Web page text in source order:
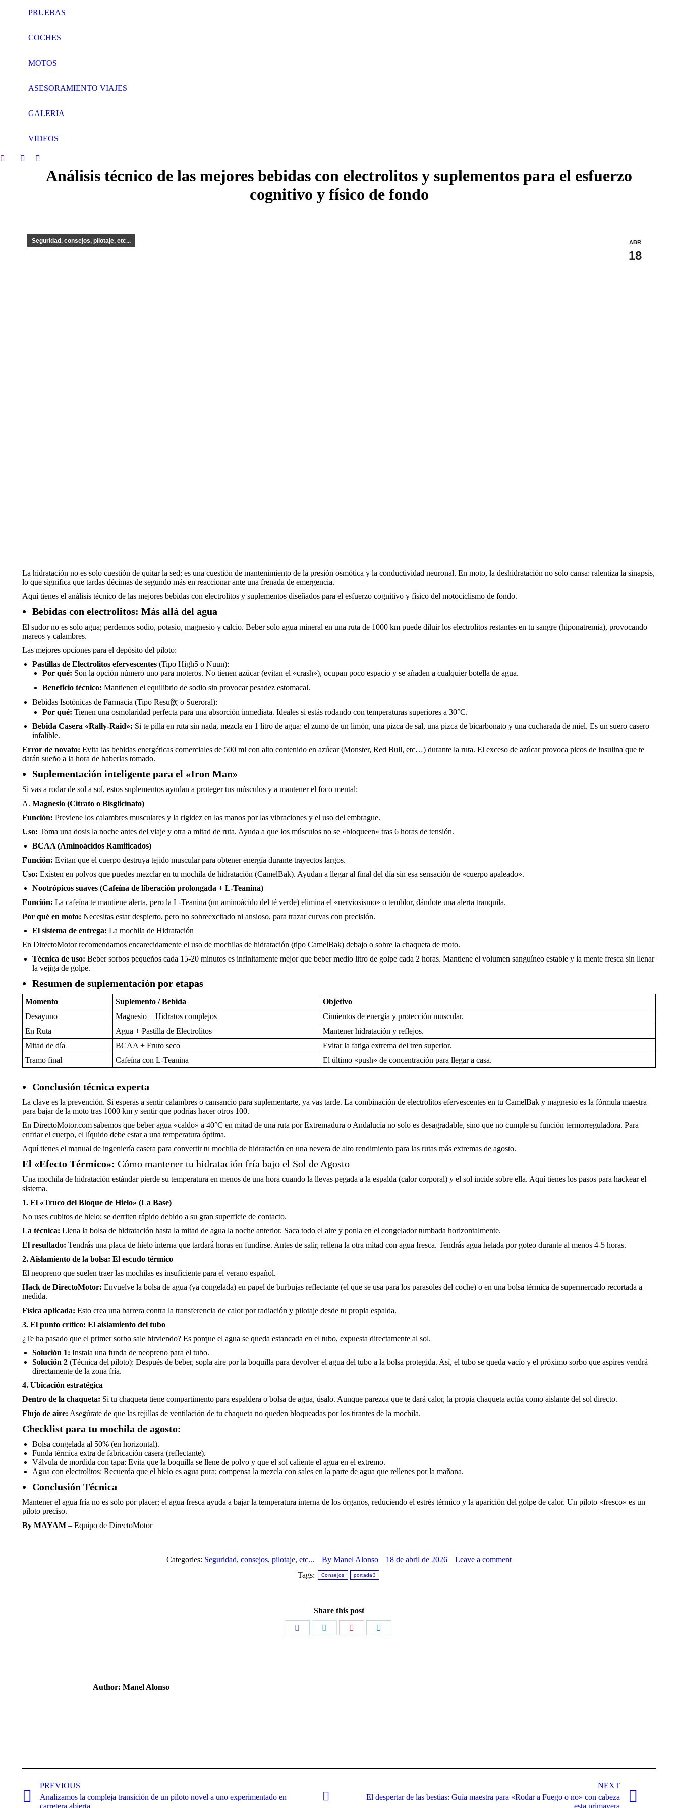
PRUEBAS
COCHES
MOTOS
ASESORAMIENTO VIAJES
GALERIA
VIDEOS
Search:
Facebook
Twitter
pageAnálisis técnico de las mejores bebidas con electrolitos y suplementos para el esfuerzo
cognitivo y físico de fondo
ABR
18
Seguridad, consejos, pilotaje, etc...
La hidratación no es solo cuestión de quitar la sed; es una cuestión de mantenimiento de la presión osmótica y la conductividad neuronal. En moto, la deshidratación no solo cansa: ralentiza la sinapsis,
lo que significa que tardas décimas de segundo más en reaccionar ante una frenada de emergencia.
Aquí tienes el análisis técnico de las mejores bebidas con electrolitos y suplementos diseñados para el esfuerzo cognitivo y físico del motociclismo de fondo.
Bebidas con electrolitos: Más allá del agua
El sudor no es solo agua; perdemos sodio, potasio, magnesio y calcio. Beber solo agua mineral en una ruta de 1000 km puede diluir los electrolitos restantes en tu sangre (hiponatremia), provocando
mareos y calambres.
Las mejores opciones para el depósito del piloto:
Pastillas de Electrolitos efervescentes (Tipo High5 o Nuun):
Por qué: Son la opción número uno para moteros. No tienen azúcar (evitan el «crash»), ocupan poco espacio y se añaden a cualquier botella de agua.
Beneficio técnico: Mantienen el equilibrio de sodio sin provocar pesadez estomacal.
Bebidas Isotónicas de Farmacia (Tipo Resu飲 o Sueroral):
Por qué: Tienen una osmolaridad perfecta para una absorción inmediata. Ideales si estás rodando con temperaturas superiores a 30°C.
Bebida Casera «Rally-Raid»: Si te pilla en ruta sin nada, mezcla en 1 litro de agua: el zumo de un limón, una pizca de sal, una pizca de bicarbonato y una cucharada de miel. Es un suero casero
infalible.
Error de novato: Evita las bebidas energéticas comerciales de 500 ml con alto contenido en azúcar (Monster, Red Bull, etc…) durante la ruta. El exceso de azúcar provoca picos de insulina que te
darán sueño a la hora de haberlas tomado.
Suplementación inteligente para el «Iron Man»
Si vas a rodar de sol a sol, estos suplementos ayudan a proteger tus músculos y a mantener el foco mental:
Magnesio (Citrato o Bisglicinato)
Función: Previene los calambres musculares y la rigidez en las manos por las vibraciones y el uso del embrague.
Uso: Toma una dosis la noche antes del viaje y otra a mitad de ruta. Ayuda a que los músculos no se «bloqueen» tras 6 horas de tensión.
BCAA (Aminoácidos Ramificados)
Función: Evitan que el cuerpo destruya tejido muscular para obtener energía durante trayectos largos.
Uso: Existen en polvos que puedes mezclar en tu mochila de hidratación (CamelBak). Ayudan a llegar al final del día sin esa sensación de «cuerpo apaleado».
Nootrópicos suaves (Cafeína de liberación prolongada + L-Teanina)
Función: La cafeína te mantiene alerta, pero la L-Teanina (un aminoácido del té verde) elimina el «nerviosismo» o temblor, dándote una alerta tranquila.
Por qué en moto: Necesitas estar despierto, pero no sobreexcitado ni ansioso, para trazar curvas con precisión.
El sistema de entrega: La mochila de Hidratación
En DirectoMotor recomendamos encarecidamente el uso de mochilas de hidratación (tipo CamelBak) debajo o sobre la chaqueta de moto.
Técnica de uso: Beber sorbos pequeños cada 15-20 minutos es infinitamente mejor que beber medio litro de golpe cada 2 horas. Mantiene el volumen sanguíneo estable y la mente fresca sin llenar
la vejiga de golpe.
Resumen de suplementación por etapas
Momento Suplemento / Bebida
Objetivo
Desayuno
Magnesio + Hidratos complejos
Cimientos de energía y protección muscular.
En Ruta
Agua + Pastilla de Electrolitos
Mantener hidratación y reflejos.
Mitad de día
BCAA + Fruto seco
Evitar la fatiga extrema del tren superior.
Tramo final
Cafeína con L-Teanina El último «push» de concentración para llegar a casa.
Conclusión técnica experta
La clave es la prevención. Si esperas a sentir calambres o cansancio para suplementarte, ya vas tarde. La combinación de electrolitos efervescentes en tu CamelBak y magnesio es la fórmula maestra
para bajar de la moto tras 1000 km y sentir que podrías hacer otros 100.
En DirectoMotor.com sabemos que beber agua «caldo» a 40°C en mitad de una ruta por Extremadura o Andalucía no solo es desagradable, sino que no cumple su función termorreguladora. Para
enfriar el cuerpo, el líquido debe estar a una temperatura óptima.
Aquí tienes el manual de ingeniería casera para convertir tu mochila de hidratación en una nevera de alto rendimiento para las rutas más extremas de agosto.
El «Efecto Térmico»: Cómo mantener tu hidratación fría bajo el Sol de Agosto
Una mochila de hidratación estándar pierde su temperatura en menos de una hora cuando la llevas pegada a la espalda (calor corporal) y el sol incide sobre ella. Aquí tienes los pasos para hackear el
sistema.
1. El «Truco del Bloque de Hielo» (La Base)
No uses cubitos de hielo; se derriten rápido debido a su gran superficie de contacto.
La técnica: Llena la bolsa de hidratación hasta la mitad de agua la noche anterior. Saca todo el aire y ponla en el congelador tumbada horizontalmente.
El resultado: Tendrás una placa de hielo interna que tardará horas en fundirse. Antes de salir, rellena la otra mitad con agua fresca. Tendrás agua helada por goteo durante al menos 4-5 horas.
2. Aislamiento de la bolsa: El escudo térmico
El neopreno que suelen traer las mochilas es insuficiente para el verano español.
Hack de DirectoMotor: Envuelve la bolsa de agua (ya congelada) en papel de burbujas reflectante (el que se usa para los parasoles del coche) o en una bolsa térmica de supermercado recortada a
medida.
Física aplicada: Esto crea una barrera contra la transferencia de calor por radiación y pilotaje desde tu propia espalda.
3. El punto crítico: El aislamiento del tubo
¿Te ha pasado que el primer sorbo sale hirviendo? Es porque el agua se queda estancada en el tubo, expuesta directamente al sol.
Solución 1: Instala una funda de neopreno para el tubo.
Solución 2 (Técnica del piloto): Después de beber, sopla aire por la boquilla para devolver el agua del tubo a la bolsa protegida. Así, el tubo se queda vacío y el próximo sorbo que aspires vendrá
directamente de la zona fría.
4. Ubicación estratégica
Dentro de la chaqueta: Si tu chaqueta tiene compartimento para espaldera o bolsa de agua, úsalo. Aunque parezca que te dará calor, la propia chaqueta actúa como aislante del sol directo.
Flujo de aire: Asegúrate de que las rejillas de ventilación de tu chaqueta no queden bloqueadas por los tirantes de la mochila.
Checklist para tu mochila de agosto:
Bolsa congelada al 50% (en horizontal).
Funda térmica extra de fabricación casera (reflectante).
Válvula de mordida con tapa: Evita que la boquilla se llene de polvo y que el sol caliente el agua en el extremo.
Agua con electrolitos: Recuerda que el hielo es agua pura; compensa la mezcla con sales en la parte de agua que rellenes por la mañana.
Conclusión Técnica
Mantener el agua fría no es solo por placer; el agua fresca ayuda a bajar la temperatura interna de los órganos, reduciendo el estrés térmico y la aparición del golpe de calor. Un piloto «fresco» es un
piloto preciso.
By MAYAM – Equipo de DirectoMotor
Categories: Seguridad, consejos, pilotaje, etc... By Manel Alonso 18 de abril de 2026
Leave a comment
Tags:
Consejos portada3
Share this post
Author: Manel Alonso
navigation
PREVIOUS
Previous
Analizamos la compleja transición de un piloto novel a uno experimentado en
carretera abierta
NEXT
NextEl despertar de las bestias: Guía maestra para «Rodar a Fuego o no» con cabeza
esta primavera